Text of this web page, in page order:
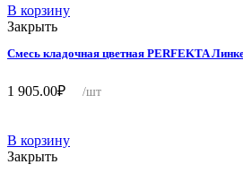
В корзину
Закрыть
Смесь кладочная цветная PERFEKTA
1 905.00₽ /шт
В корзину
Закрыть